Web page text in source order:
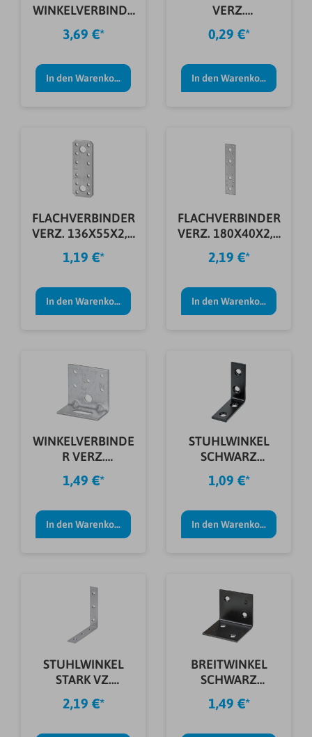
WINKELVERBINDE
R SCHW.
80X80X50 MM
3,69 €*
In den Warenkorb
VERZ.
25X25X15X2,0
MM
0,29 €*
In den Warenkorb
FLACHVERBINDER
VERZ. 136X55X2,5
MM
1,19 €*
In den Warenkorb
FLACHVERBINDER
VERZ. 180X40X2,5
MM
2,19 €*
In den Warenkorb
WINKELVERBINDE
R VERZ.
60X35X60X2,5
MM
1,49 €*
In den Warenkorb
STUHLWINKEL
SCHWARZ
60X60X18X2,0
MM
1,09 €*
In den Warenkorb
STUHLWINKEL
STARK VZ.
150X150X25X3,0
MM
2,19 €*
BREITWINKEL
SCHWARZ
50X50X2,0 MM
1,49 €*